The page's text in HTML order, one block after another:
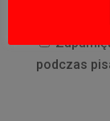
podczas